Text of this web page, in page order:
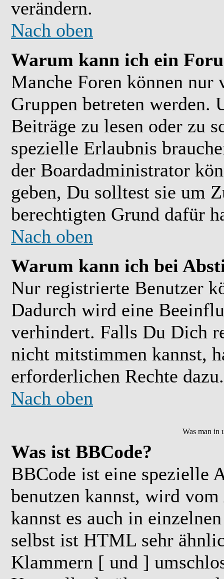
verändern.
Nach oben
Warum kann ich ein
Manche Foren können nur
Gruppen betreten werden.
Beiträge zu lesen oder zu
spezielle Erlaubnis
der Boardadministrator
geben, Du solltest sie um
berechtigten Grund dafür
Nach oben
Warum kann ich bei
Nur registrierte Benutzer
Dadurch wird eine
verhindert. Falls Du Dich
nicht mitstimmen kannst,
erforderlichen Rechte dazu.
Nach oben
Was man in
Was ist BBCode?
BBCode ist eine spezielle
benutzen kannst, wird
kannst es auch in
selbst ist HTML sehr
Klammern [ und ]